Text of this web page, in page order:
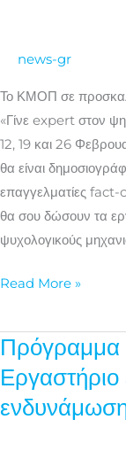
news-gr
Το ΚΜΟΠ σε
«Γίνε expert στον
12, 19 και 26
θα είναι
επαγγελματίες fact-
θα σου δώσουν τα
ψυχολογικούς
στον
Read More »
Πρόγραμμα
Εργαστήριο
Πρόγραμμα
«Στέγαση
και
Εργασία